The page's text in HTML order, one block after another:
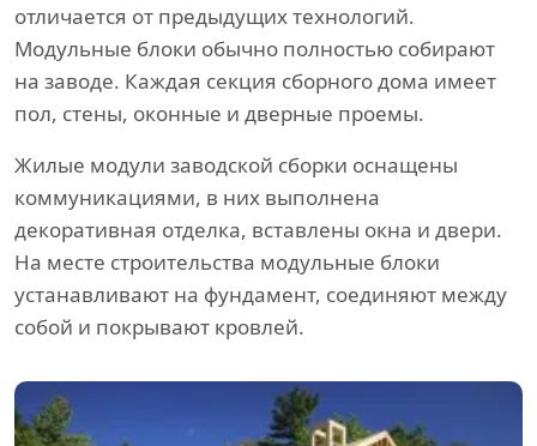
отличается от предыдущих технологий.
Модульные блоки обычно полностью собирают
на заводе. Каждая секция сборного дома имеет
пол, стены, оконные и дверные проемы.
Жилые модули заводской сборки оснащены
коммуникациями, в них выполнена
декоративная отделка, вставлены окна и двери.
На месте строительства модульные блоки
устанавливают на фундамент, соединяют между
собой и покрывают кровлей.